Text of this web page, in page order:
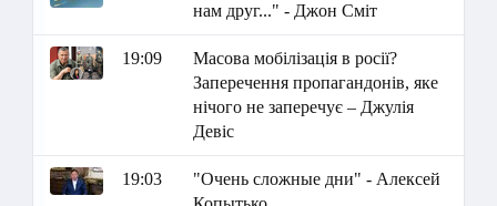
нам друг..." - Джон Сміт
19:09
Масова мобілізація в росії?
Заперечення пропагандонів, яке
нічого не заперечує – Джулія
Девіс
19:03
"Очень сложные дни" - Алексей